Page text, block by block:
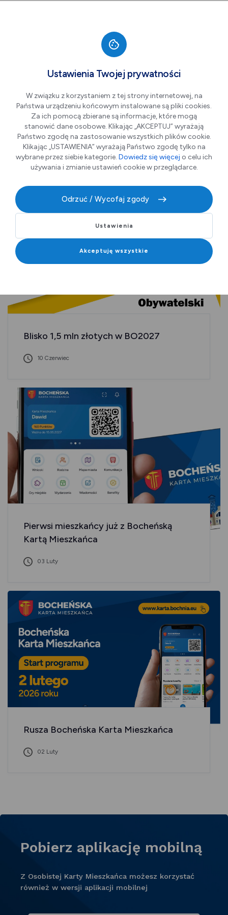
szukaną
frazę
poniżej
Pokaż filtry
Blisko 1,5 mln złotych w BO2027
10 Czerwiec
Pierwsi mieszkańcy już z Bocheńską
Kartą Mieszkańca
03 Luty
Rusza Bocheńska Karta Mieszkańca
02 Luty
Pobierz aplikację mobilną
Z Osobistej Karty Mieszkańca możesz korzystać
również w wersji aplikacji mobilnej
Ustawienia Twojej prywatności
W związku z korzystaniem z tej strony internetowej, na
Państwa urządzeniu końcowym instalowane są pliki cookies.
Za ich pomocą zbierane są informacje, które mogą
stanowić dane osobowe. Klikając „AKCEPTUJ” wyrażają
Państwo zgodę na zastosowanie wszystkich plików cookie.
Klikając „USTAWIENIA” wyrażają Państwo zgodę tylko na
wybrane przez siebie kategorie. Dowiedz się więcej o celu ich
używania i zmianie ustawień cookie w przeglądarce.
Odrzuć / Wycofaj zgody
Ustawienia
Akceptuję wszystkie